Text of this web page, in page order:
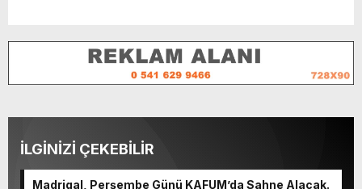
İLGİNİZİ ÇEKEBİLİR
Madrigal, Perşembe Günü KAFUM’da Sahne Alacak.